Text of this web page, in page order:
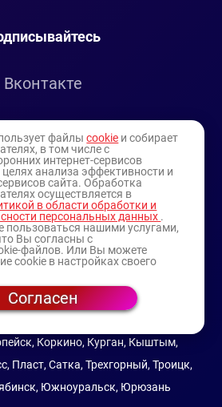
Вконтакте
Youtube
витрина ИП Булатов В.А.
Коркино, Курган, Кыштым,
Пласт, Сатка, Трехгорный, Троицк,
Южноуральск, Юрюзань
файлыcookie и собирает
в том числе с
интернет-сервисов
анализа эффективности и
сайта. Обработка
осуществляется в
в области обработки и
персональных данных .
пользоваться нашими услугами,
Вы согласны с
файлов. Или Вы можете
cookie в настройках своего
Согласен